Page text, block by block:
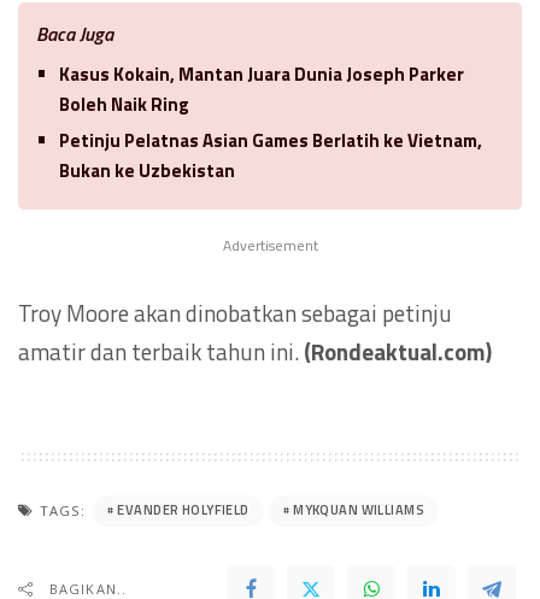
Baca Juga
Kasus Kokain, Mantan Juara Dunia Joseph Parker
Boleh Naik Ring
Petinju Pelatnas Asian Games Berlatih ke Vietnam,
Bukan ke Uzbekistan
Advertisement
Troy Moore akan dinobatkan sebagai petinju
amatir dan terbaik tahun ini.(Rondeaktual.com)
TAGS: EVANDER HOLYFIELD MYKQUAN WILLIAMS
BAGIKAN..